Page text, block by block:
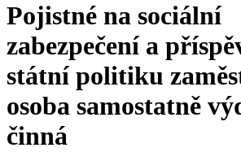
Pojistné na sociální
zabezpečení a
státní politiku
osoba samostatně
činná